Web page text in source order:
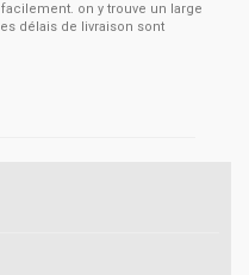
on y trouve un large
délais de livraison sont